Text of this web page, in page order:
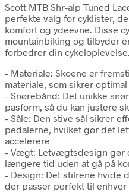
Scott MTB Shr-alp Tuned
perfekte valg for cyklister,
komfort og ydeevne. Disse
mountainbiking og tilbyder
forbedrer din cykeloplevelse.
– Materiale: Skoene er
materiale, som sikrer
– Snørebånd: Det unikke
pasform, så du kan justere
– Såle: Den stive sål sikrer
pedalerne, hvilket gør det
accelerere
– Vægt: Letvægtsdesign gør
længere tid uden at gå på
– Design: Det stilrene hvide
der passer perfekt til enhver